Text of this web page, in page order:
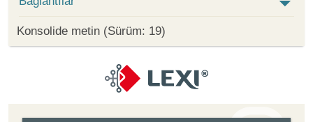
Konsolide metin (Sürüm: 19)